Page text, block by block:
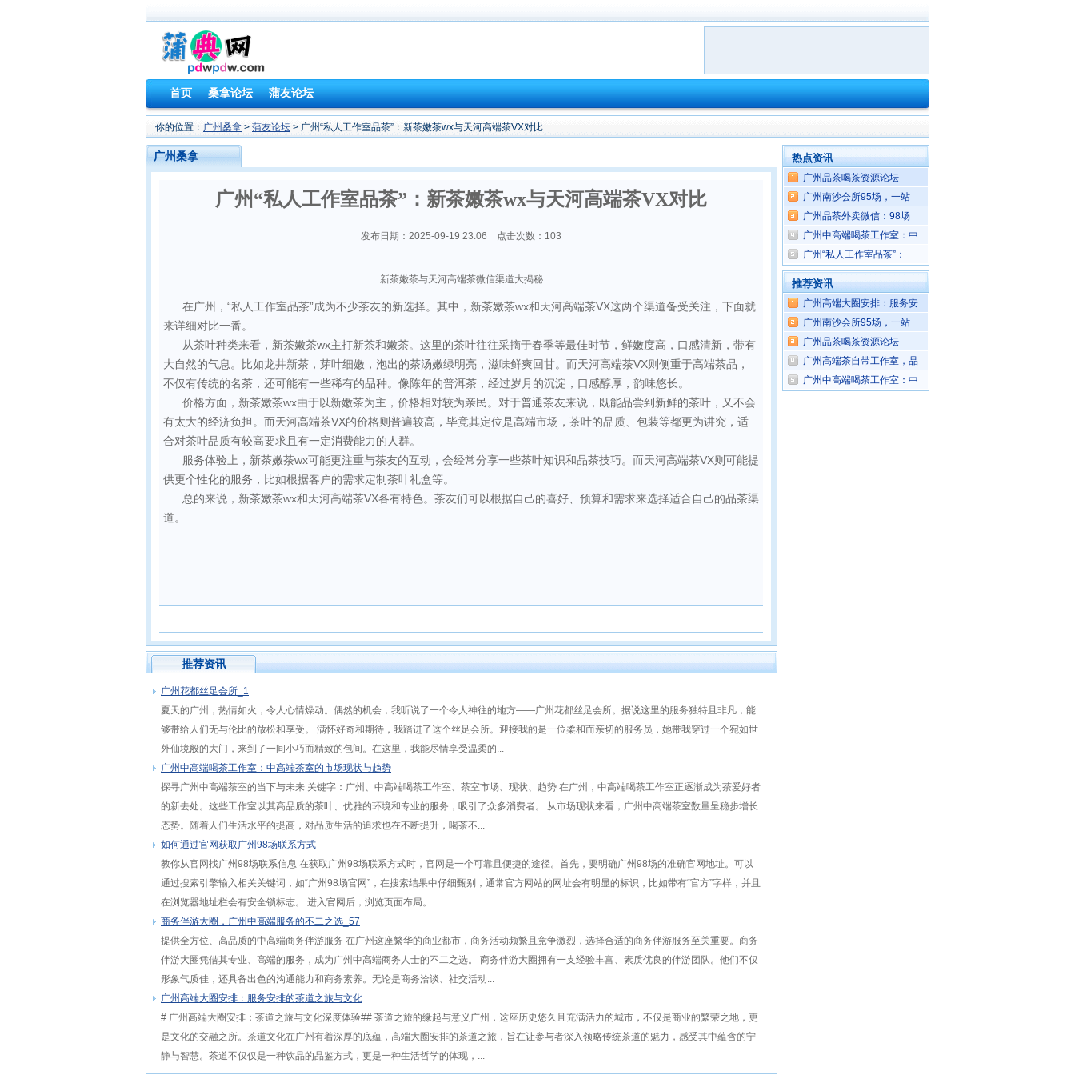
首页 桑拿论坛 蒲友论坛
你的位置： 广州桑拿 > 蒲友论坛 > 广州“私人工作室品茶”：新茶嫩茶wx与天河高端茶VX对比
热点资讯
‌广州品茶喝茶资源论坛‌
广州南沙会所95场，一站
广州品茶外卖微信：98场
广州中高端喝茶工作室：中
广州“私人工作室品茶”：
推荐资讯
广州高端大圈安排：服务安
广州南沙会所95场，一站
‌广州品茶喝茶资源论坛‌
广州高端茶自带工作室，品
广州中高端喝茶工作室：中
广州桑拿
广州“私人工作室品茶”：新茶嫩茶wx与天河高端茶VX对比
发布日期：2025-09-19 23:06 点击次数：103
新茶嫩茶与天河高端茶微信渠道大揭秘
在广州，“私人工作室品茶”成为不少茶友的新选择。其中，新茶嫩茶wx和天河高端茶VX这两个渠道备受关注，下面就
来详细对比一番。
从茶叶种类来看，新茶嫩茶wx主打新茶和嫩茶。这里的茶叶往往采摘于春季等最佳时节，鲜嫩度高，口感清新，带有
大自然的气息。比如龙井新茶，芽叶细嫩，泡出的茶汤嫩绿明亮，滋味鲜爽回甘。而天河高端茶VX则侧重于高端茶品，
不仅有传统的名茶，还可能有一些稀有的品种。像陈年的普洱茶，经过岁月的沉淀，口感醇厚，韵味悠长。
价格方面，新茶嫩茶wx由于以新嫩茶为主，价格相对较为亲民。对于普通茶友来说，既能品尝到新鲜的茶叶，又不会
有太大的经济负担。而天河高端茶VX的价格则普遍较高，毕竟其定位是高端市场，茶叶的品质、包装等都更为讲究，适
合对茶叶品质有较高要求且有一定消费能力的人群。
服务体验上，新茶嫩茶wx可能更注重与茶友的互动，会经常分享一些茶叶知识和品茶技巧。而天河高端茶VX则可能提
供更个性化的服务，比如根据客户的需求定制茶叶礼盒等。
总的来说，新茶嫩茶wx和天河高端茶VX各有特色。茶友们可以根据自己的喜好、预算和需求来选择适合自己的品茶渠
道。
推荐资讯
广州花都丝足会所_1
夏天的广州，热情如火，令人心情燥动。偶然的机会，我听说了一个令人神往的地方——广州花都丝足会所。据说这里的服务独特且非凡，能
够带给人们无与伦比的放松和享受。 满怀好奇和期待，我踏进了这个丝足会所。迎接我的是一位柔和而亲切的服务员，她带我穿过一个宛如世
外仙境般的大门，来到了一间小巧而精致的包间。在这里，我能尽情享受温柔的...
广州中高端喝茶工作室：中高端茶室的市场现状与趋势
探寻广州中高端茶室的当下与未来 关键字：广州、中高端喝茶工作室、茶室市场、现状、趋势 在广州，中高端喝茶工作室正逐渐成为茶爱好者
的新去处。这些工作室以其高品质的茶叶、优雅的环境和专业的服务，吸引了众多消费者。 从市场现状来看，广州中高端茶室数量呈稳步增长
态势。随着人们生活水平的提高，对品质生活的追求也在不断提升，喝茶不...
如何通过官网获取广州98场联系方式
教你从官网找广州98场联系信息 在获取广州98场联系方式时，官网是一个可靠且便捷的途径。首先，要明确广州98场的准确官网地址。可以
通过搜索引擎输入相关关键词，如“广州98场官网”，在搜索结果中仔细甄别，通常官方网站的网址会有明显的标识，比如带有“官方”字样，并且
在浏览器地址栏会有安全锁标志。 进入官网后，浏览页面布局。...
商务伴游大圈，广州中高端服务的不二之选_57
提供全方位、高品质的中高端商务伴游服务 在广州这座繁华的商业都市，商务活动频繁且竞争激烈，选择合适的商务伴游服务至关重要。商务
伴游大圈凭借其专业、高端的服务，成为广州中高端商务人士的不二之选。 商务伴游大圈拥有一支经验丰富、素质优良的伴游团队。他们不仅
形象气质佳，还具备出色的沟通能力和商务素养。无论是商务洽谈、社交活动...
广州高端大圈安排：服务安排的茶道之旅与文化
# 广州高端大圈安排：茶道之旅与文化深度体验## 茶道之旅的缘起与意义广州，这座历史悠久且充满活力的城市，不仅是商业的繁荣之地，更
是文化的交融之所。茶道文化在广州有着深厚的底蕴，高端大圈安排的茶道之旅，旨在让参与者深入领略传统茶道的魅力，感受其中蕴含的宁
静与智慧。茶道不仅仅是一种饮品的品鉴方式，更是一种生活哲学的体现，...